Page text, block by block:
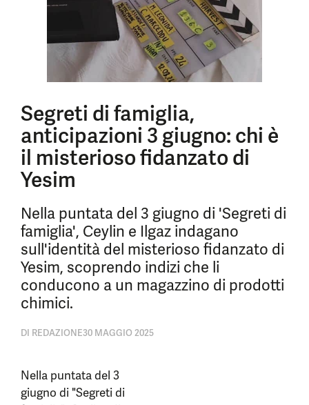
Segreti di famiglia,
anticipazioni 3 giugno: chi è
il misterioso fidanzato di
Yesim
Nella puntata del 3 giugno di 'Segreti di
famiglia', Ceylin e Ilgaz indagano
sull'identità del misterioso fidanzato di
Yesim, scoprendo indizi che li
conducono a un magazzino di prodotti
chimici.
DI REDAZIONE30 MAGGIO 2025
Nella puntata del 3
giugno di "Segreti di